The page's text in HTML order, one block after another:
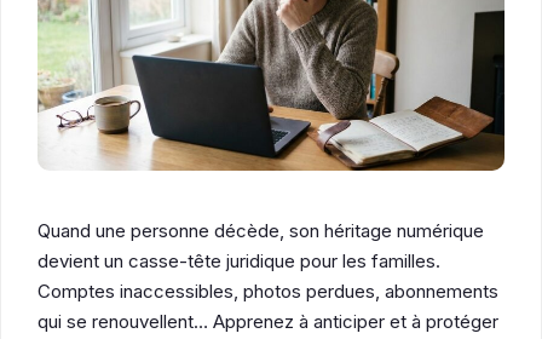
Quand une personne décède, son héritage numérique
devient un casse-tête juridique pour les familles.
Comptes inaccessibles, photos perdues, abonnements
qui se renouvellent… Apprenez à anticiper et à protéger